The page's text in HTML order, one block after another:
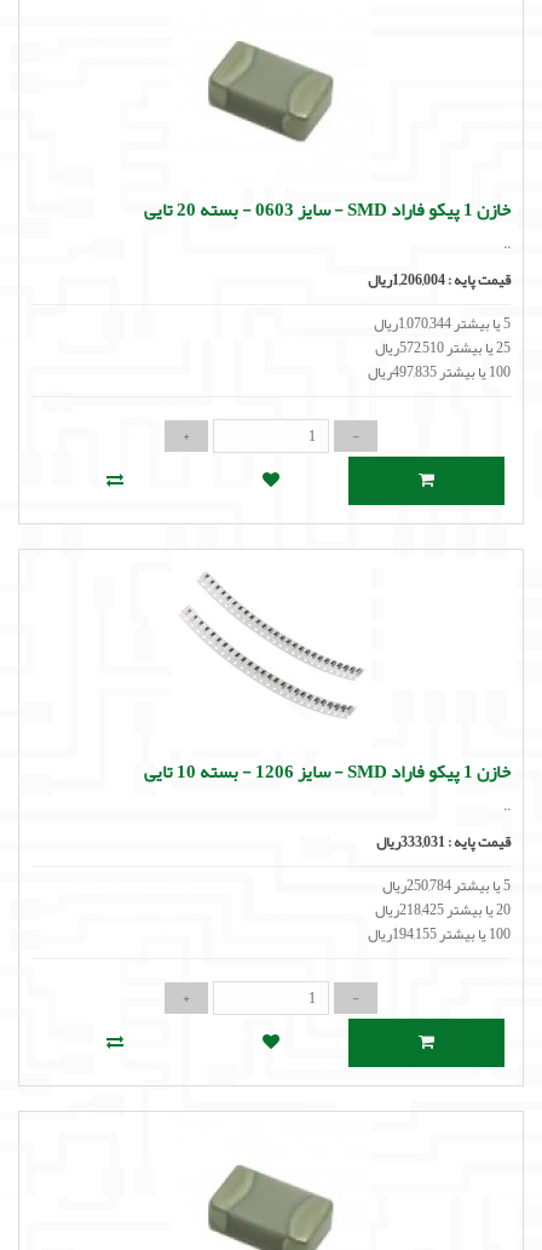
خازن 1 پیکو فاراد SMD - سایز 0603 - بسته 20 تایی
..
قیمت پایه :1,206,004ریال
5 یا بیشتر 1,070,344ریال
25 یا بیشتر 572,510ریال
100 یا بیشتر 497,835ریال
خازن 1 پیکو فاراد SMD - سایز 1206 - بسته 10 تایی
..
قیمت پایه :333,031ریال
5 یا بیشتر 250,784ریال
20 یا بیشتر 218,425ریال
100 یا بیشتر 194,155ریال